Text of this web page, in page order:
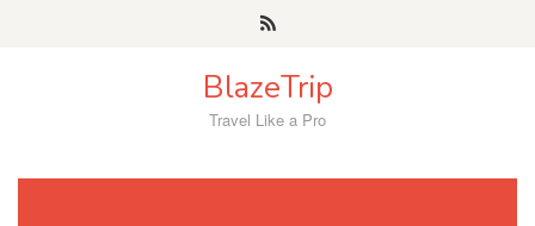
BlazeTrip
Travel Like a Pro